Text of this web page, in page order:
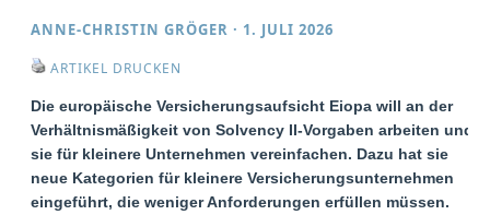
ANNE-CHRISTIN GRÖGER · 1. JULI 2026
ARTIKEL DRUCKEN
Die europäische Versicherungsaufsicht Eiopa will an der
Verhältnismäßigkeit von Solvency II-Vorgaben arbeiten und
sie für kleinere Unternehmen vereinfachen. Dazu hat sie
neue Kategorien für kleinere Versicherungsunternehmen
eingeführt, die weniger Anforderungen erfüllen müssen.